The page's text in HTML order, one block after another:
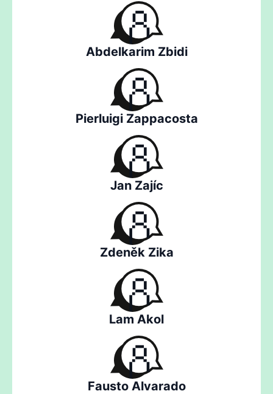
Abdelkarim Zbidi
Pierluigi Zappacosta
Jan Zajíc
Zdeněk Zika
Lam Akol
Fausto Alvarado